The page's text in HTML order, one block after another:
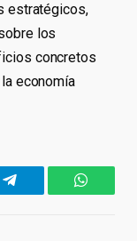
estratégicos,
los
concretos
economía
Telegram